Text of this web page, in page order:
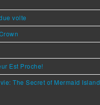
volte
Est Proche!
The Secret of Mermaid Island